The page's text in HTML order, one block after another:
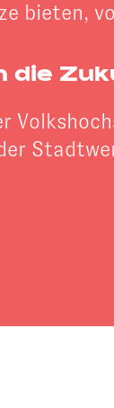
bieten,
die